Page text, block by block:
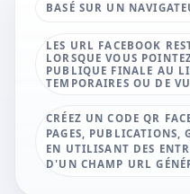
BASÉ SUR UN
LES URL FACEBOOK
LORSQUE VOUS
PUBLIQUE FINALE AU
TEMPORAIRES OU DE
CRÉEZ UN CODE QR
PAGES, PUBLICATIONS,
EN UTILISANT DES
D'UN CHAMP URL